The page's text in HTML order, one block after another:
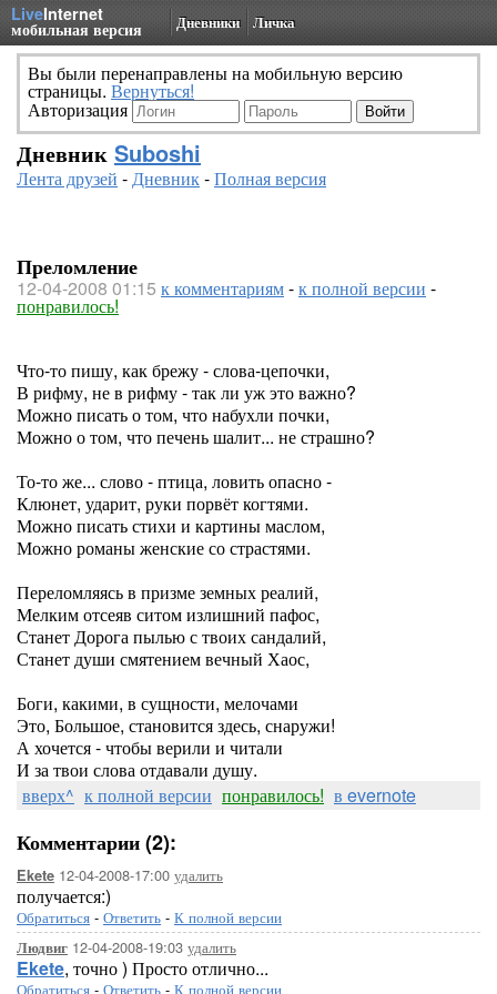
LiveInternet
мобильная версия Дневники Личка
Вы были перенаправлены на мобильную версию
страницы. Вернуться!
Авторизация
Дневник Suboshi
Лента друзей -Дневник-Полная версия
Преломление
12-04-2008 01:15 к комментариям-к полной версии -
понравилось!
Что-то пишу, как брежу - слова-цепочки,
В рифму, не в рифму - так ли уж это важно?
Можно писать о том, что набухли почки,
Можно о том, что печень шалит... не страшно?
То-то же... слово - птица, ловить опасно -
Клюнет, ударит, руки порвёт когтями.
Можно писать стихи и картины маслом,
Можно романы женские со страстями.
Переломляясь в призме земных реалий,
Мелким отсеяв ситом излишний пафос,
Станет Дорога пылью с твоих сандалий,
Станет души смятением вечный Хаос,
Боги, какими, в сущности, мелочами
Это, Большое, становится здесь, снаружи!
А хочется - чтобы верили и читали
И за твои слова отдавали душу.
вверх^ к полной версии понравилось! в evernote
Комментарии (2):
Ekete 12-04-2008-17:00 удалить
получается:)
Обратиться - Ответить - К полной версии
Людвиг 12-04-2008-19:03 удалить
Ekete, точно ) Просто отлично...
Обратиться - Ответить - К полной версии